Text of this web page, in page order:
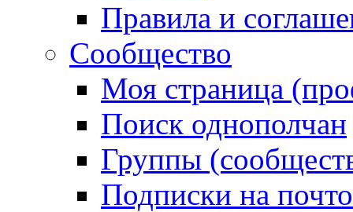
Правила и
Сообщество
Моя страница
Поиск однополчан
Группы
Подписки на